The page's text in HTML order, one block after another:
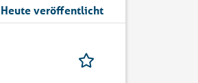
Heute veröffentlicht